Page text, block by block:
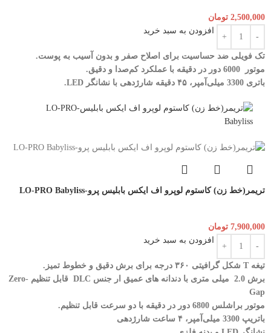
2,500,000 تومان
افزودن به سبد خرید
تک فویلی ضد حساسیت برای اصلاح صفر و بدون آسیب به پوست.
موتور 6000 دور در دقیقه با عملکرد کم‌صدا و دقیق.
باتری 3300 میلی‌آمپر، ۴۵ دقیقه شارژدهی با نشانگر LED.
تریمر(خط زن) کاستوم لوپرو اف ایکس بابلیس پرو-LO-PRO Babyliss
7,900,000 تومان
افزودن به سبد خرید
تیغه T شکل گرافیتی ۳۶۰ درجه برای برش دقیق و خطوط تمیز.
برش 2.0 میلی متری با دندانه های عمیق ار جنس DLC قابل تنظیم Zero-
Gap
موتور براشلس 6800 دور در دقیقه با دو سرعت قابل تنظیم.
باتریپ 3300 میلی‌آمپر، ۴ ساعت شارژدهی